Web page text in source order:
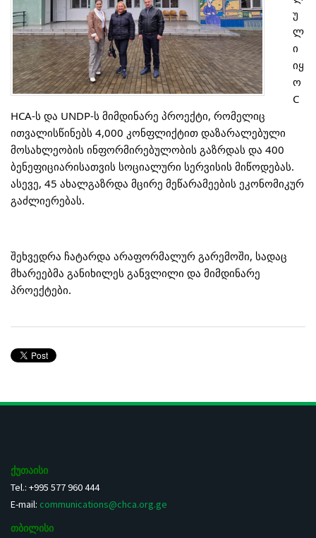
უ
ლ
ი
იყ
ო
C
HCA-ს და UNDP-ს მიმდინარე პროექტი, რომელიც
ითვალისწინებს 4,000 კონფლიქტით დაზარალებული
მოსახლეობის ინფორმირებულობის გაზრდას და 400
ბენეფიციარისათვის სოციალური სერვისის მიწოდებას.
ასევე, 45 ახალგაზრდა მცირე მეწარამეების ეკონომიკურ
გაძლიერებას.
შეხვედრა ჩატარდა არაფორმალურ გარემოში, სადაც
მხარეებმა განიხილეს განვლილი და მიმდინარე
პროექტები.
ქუთაისი
Tel.: +995 577 960 444
E-mail: communications@chca.org.ge
თბილისი